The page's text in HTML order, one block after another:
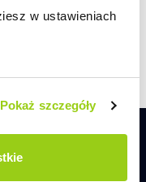
w ustawieniach
Pokaż szczegóły